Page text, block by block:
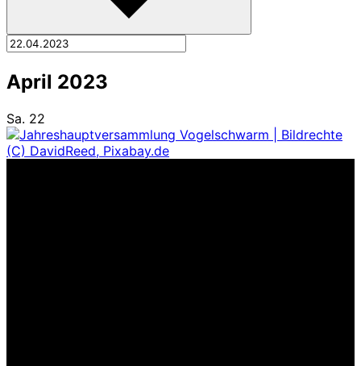
April 2023
Sa. 22